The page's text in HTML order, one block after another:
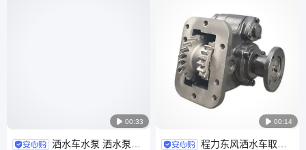
 00:33
洒水车水泵 洒水泵配
 00:14
程力东风洒水车取力